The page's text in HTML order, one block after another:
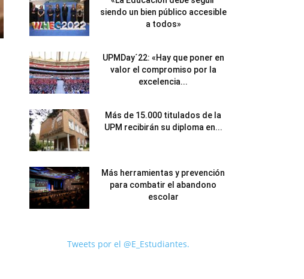
siendo un bien público accesible
a todos»
UPMDay´22: «Hay que poner en
valor el compromiso por la
excelencia...
Más de 15.000 titulados de la
UPM recibirán su diploma en...
Más herramientas y prevención
para combatir el abandono
escolar
Tweets por el @E_Estudiantes.